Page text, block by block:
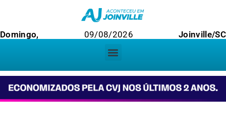
Domingo, 09/08/2026 Joinville/SC